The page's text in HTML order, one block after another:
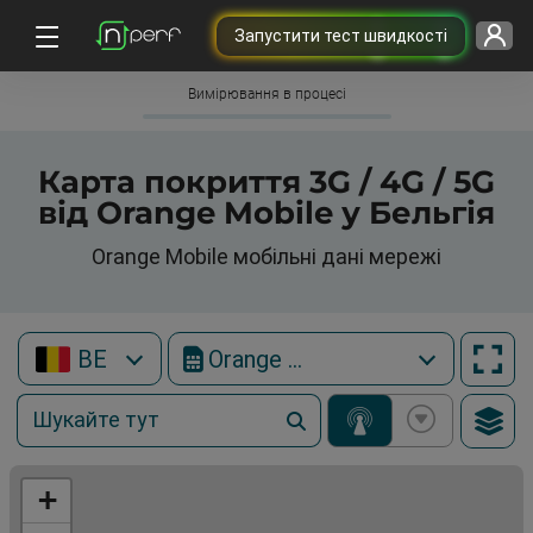
Запустити тест швидкості
Вимірювання в процесі
Карта покриття 3G / 4G / 5G
від Orange Mobile у Бельгія
Orange Mobile мобільні дані мережі
BE Orange Mobile
+